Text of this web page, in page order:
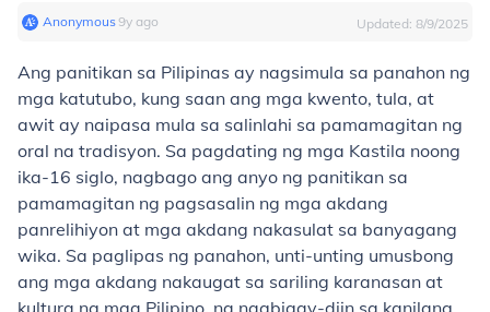
Anonymous∙9y ago Updated: 8/9/2025
Ang panitikan sa Pilipinas ay nagsimula sa panahon ng
mga katutubo, kung saan ang mga kwento, tula, at
awit ay naipasa mula sa salinlahi sa pamamagitan ng
oral na tradisyon. Sa pagdating ng mga Kastila noong
ika-16 siglo, nagbago ang anyo ng panitikan sa
pamamagitan ng pagsasalin ng mga akdang
panrelihiyon at mga akdang nakasulat sa banyagang
wika. Sa paglipas ng panahon, unti-unting umusbong
ang mga akdang nakaugat sa sariling karanasan at
kultura ng mga Pilipino, na nagbigay-diin sa kanilang